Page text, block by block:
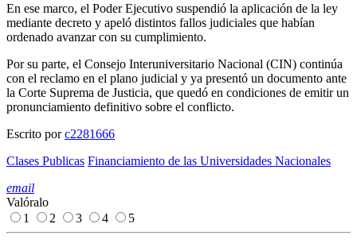
En ese marco, el Poder Ejecutivo suspendió la aplicación de la ley
mediante decreto y apeló distintos fallos judiciales que habían
ordenado avanzar con su cumplimiento.
Por su parte, el Consejo Interuniversitario Nacional (CIN) continúa
con el reclamo en el plano judicial y ya presentó un documento ante
la Corte Suprema de Justicia, que quedó en condiciones de emitir un
pronunciamiento definitivo sobre el conflicto.
Escrito porc2281666
Clases Publicas Financiamiento de las Universidades Nacionales
email
Valóralo
1
2 3 4 5